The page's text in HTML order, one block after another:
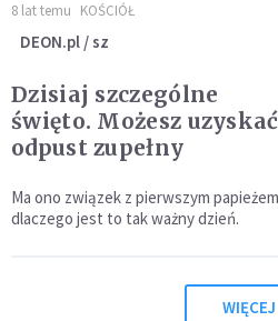
8 lat temu KOŚCIÓŁ
DEON.pl / sz
Dzisiaj szczególne
święto. Możesz uzyskać
odpust zupełny
Ma ono związek z pierwszym
dlaczego jest to tak ważny dzień.
WIĘCEJ